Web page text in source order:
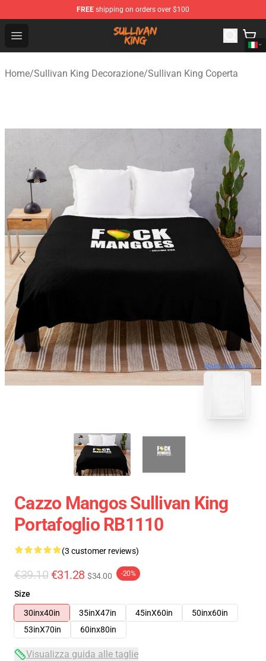
FREE shipping on orders over $100
Open menu
Sullivan King Shop - Official Sullivan King Merchandise
Home/Sullivan King Decorazione/Sullivan King Coperta
blank template
Cazzo Mangos Sullivan King
Portafoglio RB1110
(3 customer reviews)
€39.10 €31.28 $34.00 -20%
Size
30inx40in
35inX47in 45inX60in
50inx60in
53inX70in
60inx80in
Visualizza guida alle taglie